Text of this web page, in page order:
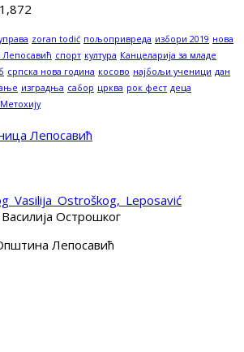
1,872
zoran todić пољопривреда избори 2019 нова
спорт култура Канцеларија за младе
српска нова година косово најбољи ученици дан
изградња сабор црква рок фест деца
Острошког
Лепосавић